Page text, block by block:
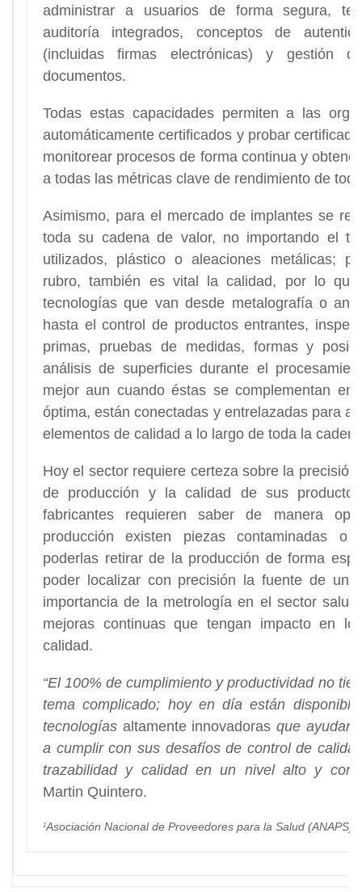
administrar a usuarios de forma segura,
auditoría integrados, conceptos de
(incluidas firmas electrónicas) y gestión
documentos.
Todas estas capacidades permiten a las
automáticamente certificados y probar
monitorear procesos de forma continua y
a todas las métricas clave de rendimiento de
Asimismo, para el mercado de implantes se
toda su cadena de valor, no importando el
utilizados, plástico o aleaciones metálicas;
rubro, también es vital la calidad, por lo
tecnologías que van desde metalografía o
hasta el control de productos entrantes,
primas, pruebas de medidas, formas y
análisis de superficies durante el
mejor aun cuando éstas se complementan
óptima, están conectadas y entrelazadas para
elementos de calidad a lo largo de toda la
Hoy el sector requiere certeza sobre la
de producción y la calidad de sus
fabricantes requieren saber de manera
producción existen piezas contaminadas o
poderlas retirar de la producción de forma
poder localizar con precisión la fuente de un
importancia de la metrología en el sector
mejoras continuas que tengan impacto en
calidad.
“El 100% de cumplimiento y productividad no
tema complicado; hoy en día están
tecnologías altamente innovadorasque ayudan
a cumplir con sus desafíos de control de
trazabilidad y calidad en un nivel alto y
Martin Quintero.
1Asociación Nacional de Proveedores para la Salud (ANAPS).